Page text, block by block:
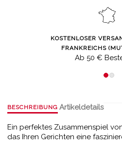
KOSTENLOSER
FRANKREICHS
Ab 50 €
BESCHREIBUNG Artikeldetails
Ein perfektes Zusammenspiel
das Ihren Gerichten eine